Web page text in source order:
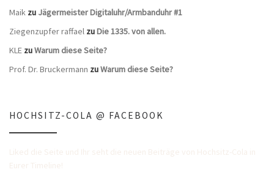
Maik zu Jägermeister Digitaluhr/Armbanduhr #1
Ziegenzupfer raffael zuDie 1335. von allen.
KLE zuWarum diese Seite?
Prof. Dr. Bruckermann zuWarum diese Seite?
HOCHSITZ-COLA @ FACEBOOK